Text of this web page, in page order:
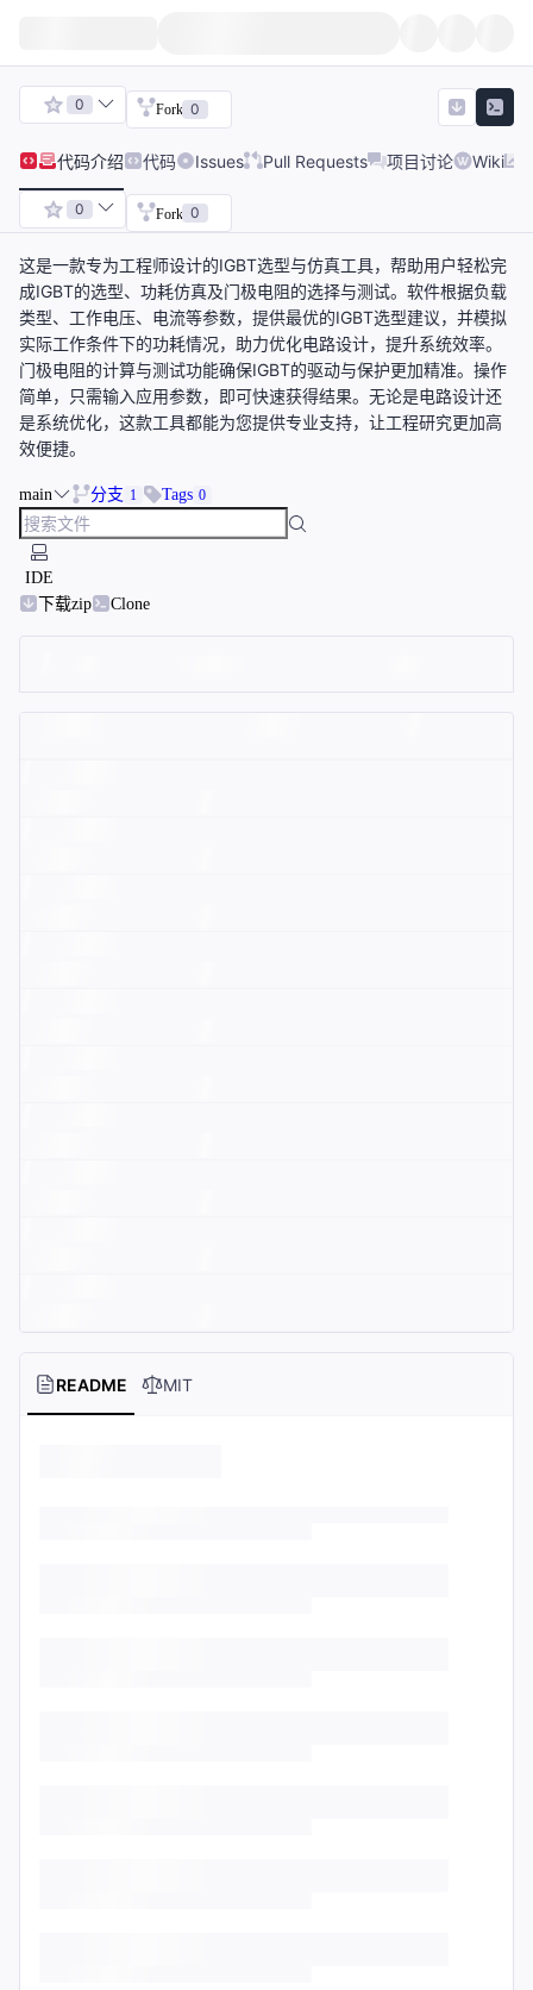
0 Fork 0
代码介绍 代码 Issues Pull Requests 项目讨论 Wiki
0 Fork 0
这是一款专为工程师设计的IGBT选型与仿真工具，帮助用户轻松完
成IGBT的选型、功耗仿真及门极电阻的选择与测试。软件根据负载
类型、工作电压、电流等参数，提供最优的IGBT选型建议，并模拟
实际工作条件下的功耗情况，助力优化电路设计，提升系统效率。
门极电阻的计算与测试功能确保IGBT的驱动与保护更加精准。操作
简单，只需输入应用参数，即可快速获得结果。无论是电路设计还
是系统优化，这款工具都能为您提供专业支持，让工程研究更加高
效便捷。
main 分支 1 Tags 0
IDE
下载zip
Clone
README MIT